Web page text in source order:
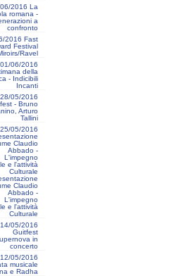
2016 La
romana -
a
confronto
2016 Fast
Festival
Ravel
01/06/2016
della
- Indicibili
Incanti
28/05/2016
- Bruno
Arturo
Tallini
25/05/2016
Claudio
Abbado -
L'impegno
e l'attività
Culturale
Claudio
Abbado -
L'impegno
e l'attività
Culturale
14/05/2016
Guitfest
in
concerto
12/05/2016
musicale
e Radha